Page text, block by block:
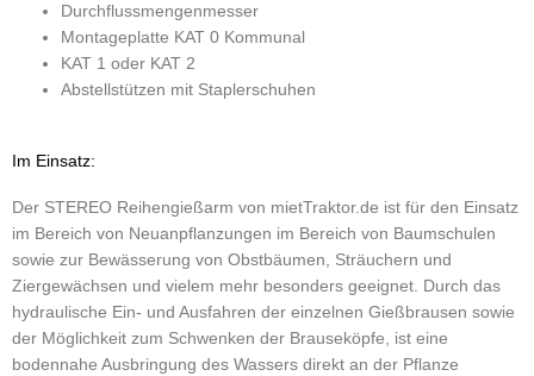
Durchflussmengenmesser
Montageplatte KAT 0 Kommunal
KAT 1 oder KAT 2
Abstellstützen mit Staplerschuhen
Im Einsatz:
Der STEREO Reihengießarm von mietTraktor.de ist für den Einsatz
im Bereich von Neuanpflanzungen im Bereich von Baumschulen
sowie zur Bewässerung von Obstbäumen, Sträuchern und
Ziergewächsen und vielem mehr besonders geeignet. Durch das
hydraulische Ein- und Ausfahren der einzelnen Gießbrausen sowie
der Möglichkeit zum Schwenken der Brauseköpfe, ist eine
bodennahe Ausbringung des Wassers direkt an der Pflanze